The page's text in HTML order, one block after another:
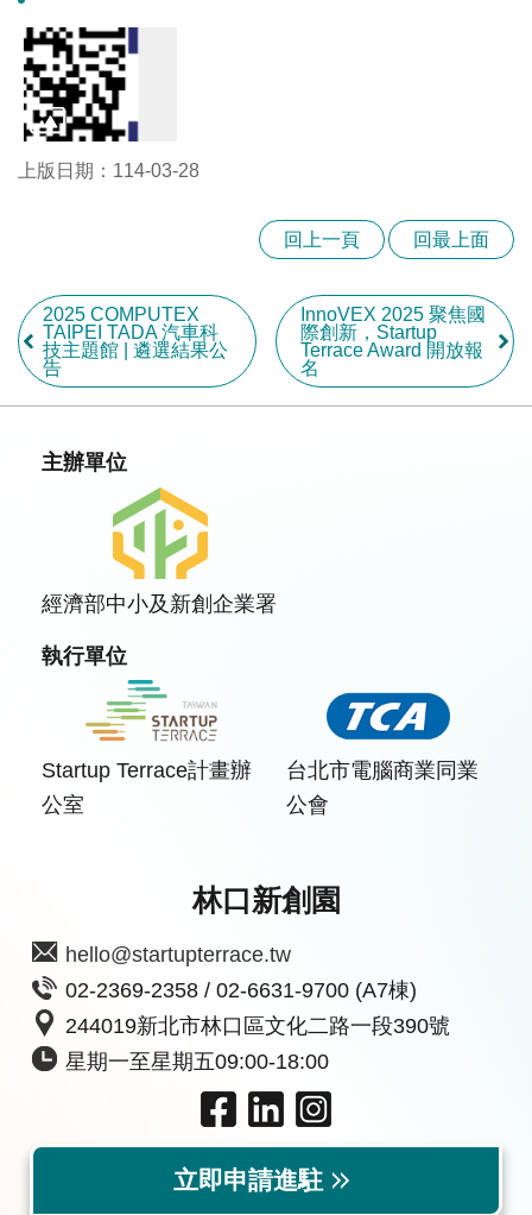
上版日期：114-03-28
回上一頁 回最上面
2025 COMPUTEX
TAIPEI TADA 汽車科
技主題館 | 遴選結果公
告
InnoVEX 2025 聚焦國
際創新，Startup
Terrace Award 開放報
名
主辦單位
經濟部中小及新創企業署
執行單位
Startup Terrace計畫辦
公室
台北市電腦商業同業
公會
林口新創園
hello@startupterrace.tw
02-2369-2358 / 02-6631-9700 (A7棟)
244019新北市林口區文化二路一段390號
星期一至星期五09:00-18:00
立即申請進駐